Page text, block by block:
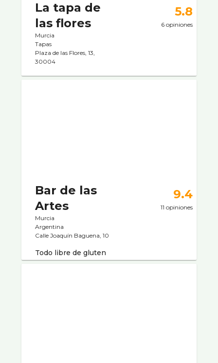
La tapa de
las flores
Murcia
Tapas
Plaza de las Flores, 13,
30004
5.8
6 opiniones
Bar de las
Artes
Murcia
Argentina
Calle Joaquín Baguena, 10
9.4
11 opiniones
Todo libre de gluten